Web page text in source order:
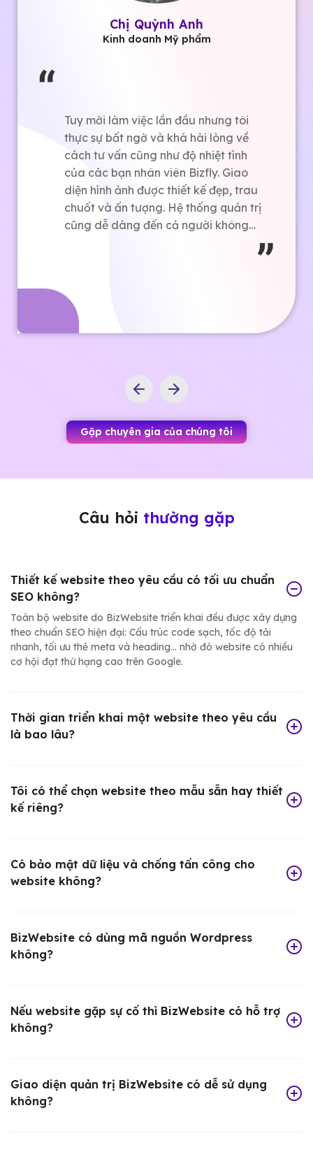
Anh Nguyễn Tùng Lâm
Kinh doanh thiết bị điện tử
Dịch vụ thiết kế website công ty của
Bizfly thực sự cao cấp và chuyên
nghiệp. Tôi thực sự thích giao diện
thiết kế bên này, vô cùng thu hút và
bắt mắt. Ngoài ra việc tích hợp thêm
phần mềm chatbot và crm của Bizfly
cũng giúp tôi rất nhiều khi bán hàng.
Gặp chuyên gia của chúng tôi
Câu hỏi thường gặp
Thiết kế website theo yêu cầu có tối ưu chuẩn
SEO không?
Toàn bộ website do BizWebsite triển khai đều được xây dựng
theo chuẩn SEO hiện đại: Cấu trúc code sạch, tốc độ tải
nhanh, tối ưu thẻ meta và heading... nhờ đó website có nhiều
cơ hội đạt thứ hạng cao trên Google.
Thời gian triển khai một website theo yêu cầu
là bao lâu?
Tôi có thể chọn website theo mẫu sẵn hay thiết
kế riêng?
Có bảo mật dữ liệu và chống tấn công cho
website không?
BizWebsite có dùng mã nguồn Wordpress
không?
Nếu website gặp sự cố thì BizWebsite có hỗ trợ
không?
Giao diện quản trị BizWebsite có dễ sử dụng
không?